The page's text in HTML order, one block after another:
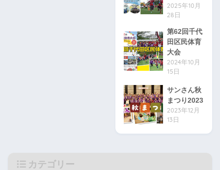
2025年10月
28日
第62回千代
田区民体育
大会
2024年10月
15日
サンさん秋
まつり2023
2023年12月
13日
カテゴリー